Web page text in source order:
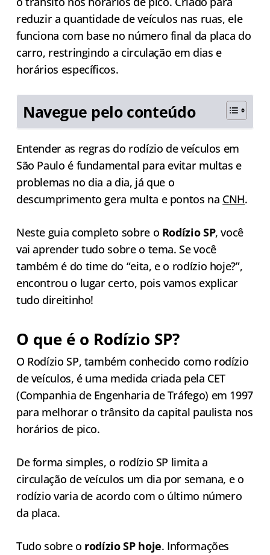
reduzir a quantidade de veículos nas ruas, ele
funciona com base no número final da placa do
carro, restringindo a circulação em dias e
horários específicos.
Navegue pelo conteúdo
Entender as regras do rodízio de veículos em
São Paulo é fundamental para evitar multas e
problemas no dia a dia, já que o
descumprimento gera multa e pontos na CNH.
Neste guia completo sobre o Rodízio SP, você
vai aprender tudo sobre o tema. Se você
também é do time do “eita, e o rodízio hoje?”,
encontrou o lugar certo, pois vamos explicar
tudo direitinho!
O que é o Rodízio SP?
O Rodízio SP, também conhecido como rodízio
de veículos, é uma medida criada pela CET
(Companhia de Engenharia de Tráfego) em 1997
para melhorar o trânsito da capital paulista nos
horários de pico.
De forma simples, o rodízio SP limita a
circulação de veículos um dia por semana, e o
rodízio varia de acordo com o último número
da placa.
Tudo sobre o rodízio SP hoje. Informações